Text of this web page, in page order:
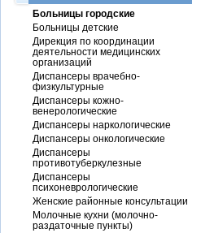
Больницы городские
Больницы детские
Дирекция по координации
деятельности медицинских
организаций
Диспансеры врачебно-
физкультурные
Диспансеры кожно-
венерологические
Диспансеры наркологические
Диспансеры онкологические
Диспансеры
противотуберкулезные
Диспансеры
психоневрологические
Женские районные консультации
Молочные кухни (молочно-
раздаточные пункты)